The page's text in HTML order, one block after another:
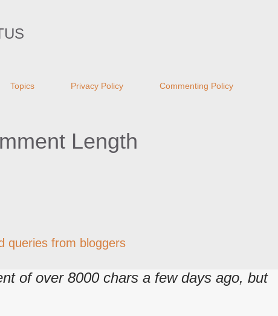
Topics Privacy Policy Commenting Policy
Length
queries from bloggers
of over 8000 chars a few days ago, but